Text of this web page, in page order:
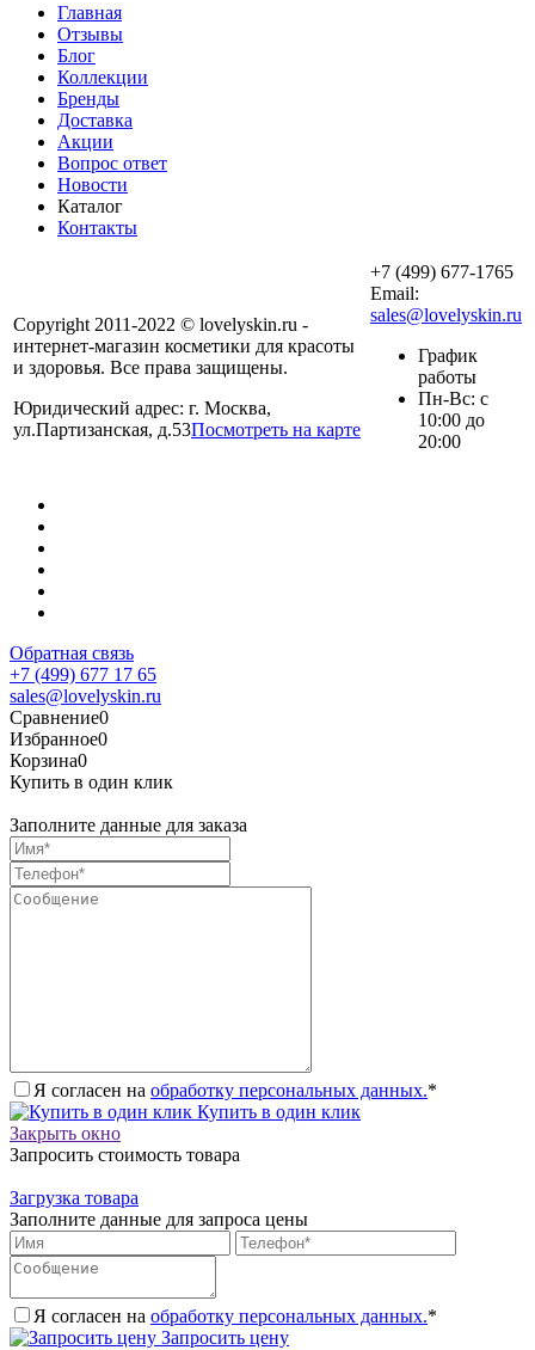
Главная
Отзывы
Блог
Коллекции
Бренды
Доставка
Акции
Вопрос ответ
Новости
Каталог
Контакты
Copyright 2011-2022 © lovelyskin.ru -
интернет-магазин косметики для красоты
и здоровья. Все права защищены.
Юридический адрес: г. Москва,
ул.Партизанская, д.53Посмотреть на карте
+7 (499) 677-1765
Email:
sales@lovelyskin.ru
График
работы
Пн-Вс: с
10:00 до
20:00
Обратная связь
+7 (499) 677 17 65
sales@lovelyskin.ru
Сравнение0
Избранное0
Корзина0
Купить в один клик
Заполните данные для заказа
Я согласен на обработку персональных данных.*
Купить в один клик
Закрыть окно
Запросить стоимость товара
Загрузка товара
Заполните данные для запроса цены
Я согласен на обработку персональных данных.*
Запросить цену